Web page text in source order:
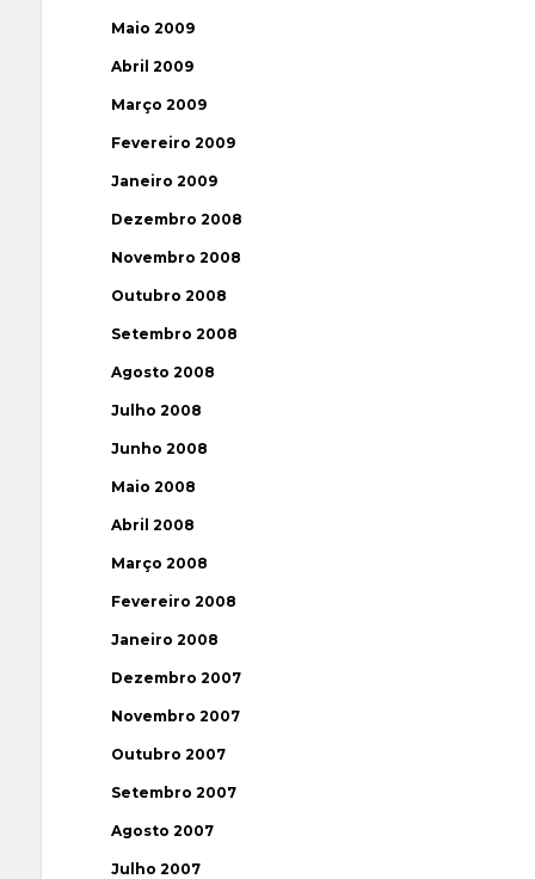
Maio 2009
Abril 2009
Março 2009
Fevereiro 2009
Janeiro 2009
Dezembro 2008
Novembro 2008
Outubro 2008
Setembro 2008
Agosto 2008
Julho 2008
Junho 2008
Maio 2008
Abril 2008
Março 2008
Fevereiro 2008
Janeiro 2008
Dezembro 2007
Novembro 2007
Outubro 2007
Setembro 2007
Agosto 2007
Julho 2007